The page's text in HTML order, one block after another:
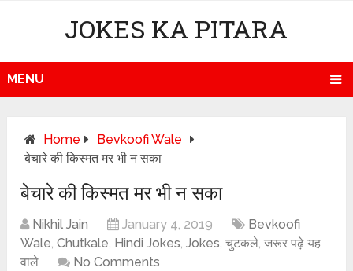
JOKES KA PITARA
MENU
Home
Bevkoofi Wale
बेचारे की किस्मत मर भी न सका
बेचारे की किस्मत मर भी न सका
Nikhil Jain January 4, 2019
Bevkoofi
Wale,Chutkale, Hindi Jokes,Jokes,चुटकले,जरूर पढ़े यह
वाले
No Comments